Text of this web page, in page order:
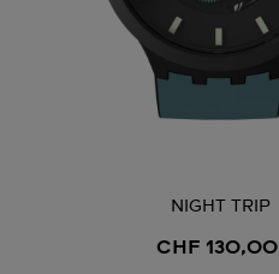
NIGHT TRIP
CHF 130,00